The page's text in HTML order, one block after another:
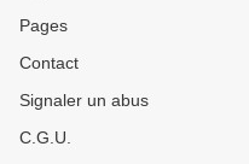
Pages
Contact
Signaler un abus
C.G.U.